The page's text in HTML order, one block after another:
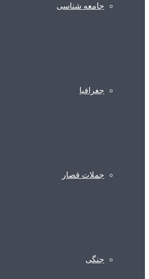
جامعه شناسی
جغرافیا
جملات قصار
جنگی